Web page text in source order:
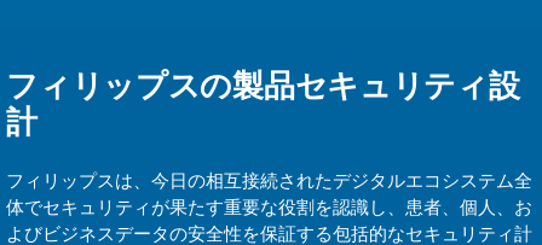
フィリップスの製品セキュリティ設
計
フィリップスは、今日の相互接続されたデジタルエコシステム全
体でセキュリティが果たす重要な役割を認識し、患者、個人、お
よびビジネスデータの安全性を保証する包括的なセキュリティ計